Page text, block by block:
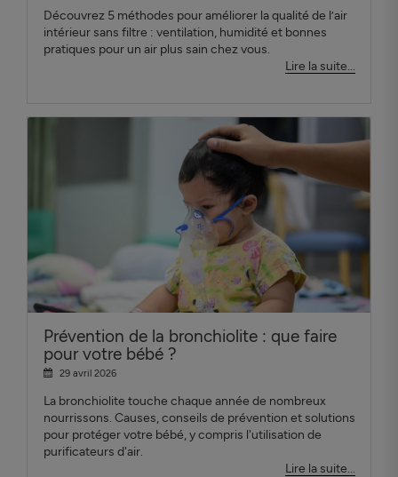
Découvrez 5 méthodes pour améliorer la qualité de l’air
intérieur sans filtre : ventilation, humidité et bonnes
pratiques pour un air plus sain chez vous.
Lire la suite...
Prévention de la bronchiolite : que faire
pour votre bébé ?
29 avril 2026
La bronchiolite touche chaque année de nombreux
nourrissons. Causes, conseils de prévention et solutions
pour protéger votre bébé, y compris l'utilisation de
purificateurs d'air.
Lire la suite...